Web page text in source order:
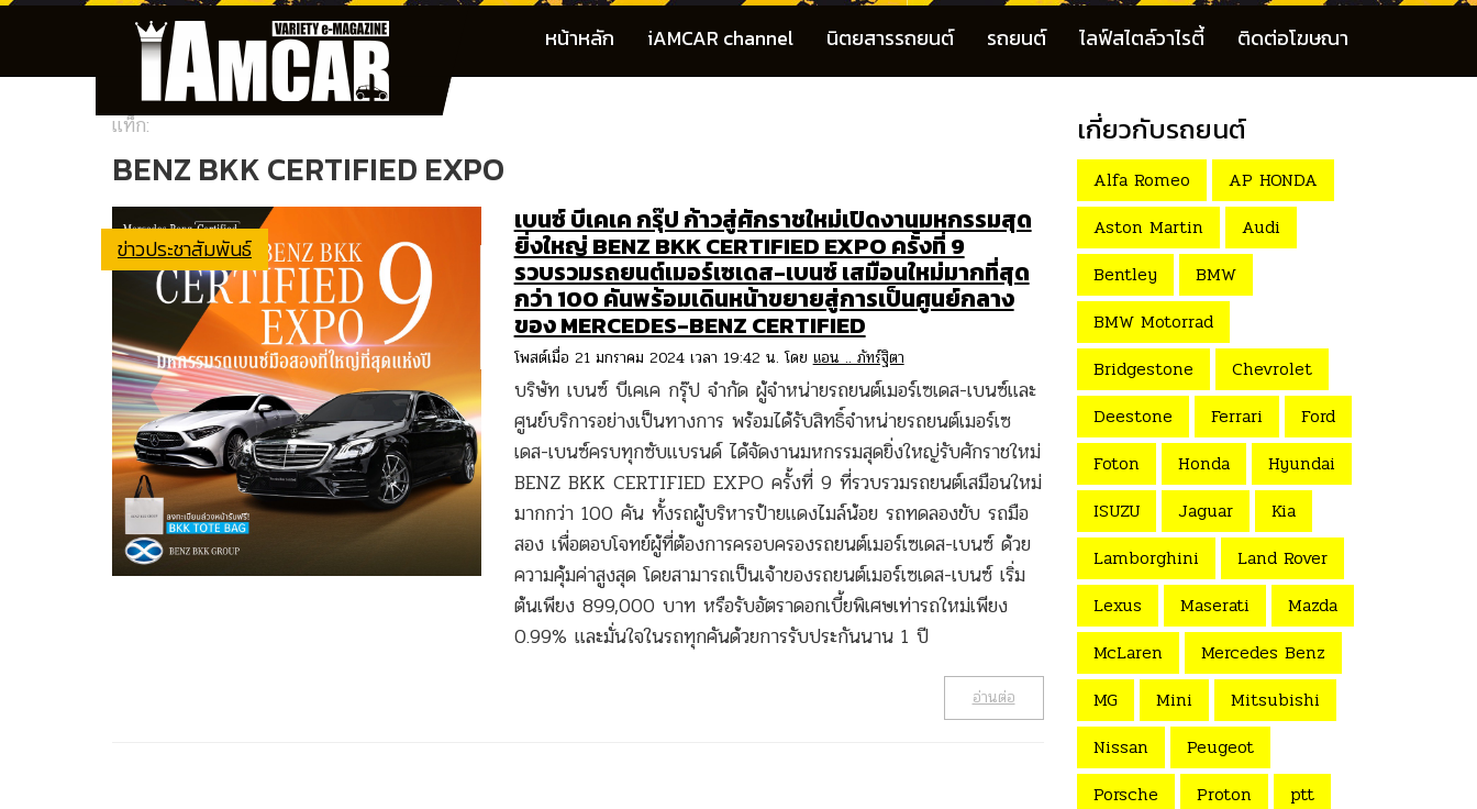
หน้าหลัก iAMCAR channel นิตยสารรถยนต์ รถยนต์ ไลฟ์สไตล์วาไรตี้ ติดต่อโฆษณา
แท็ก:
BENZ BKK CERTIFIED EXPO
ข่าวประชาสัมพันธ์
เบนซ์ บีเคเค กรุ๊ป ก้าวสู่ศักราชใหม่เปิดงานมหกรรมสุด
ยิ่งใหญ่ BENZ BKK CERTIFIED EXPO ครั้งที่ 9
รวบรวมรถยนต์เมอร์เซเดส-เบนซ์ เสมือนใหม่มากที่สุด
กว่า 100 คันพร้อมเดินหน้าขยายสู่การเป็นศูนย์กลาง
ของ MERCEDES-BENZ CERTIFIED
โพสต์เมื่อ 21 มกราคม 2024 เวลา 19:42 น. โดย แอน .. ภัทร์ฐิตา
บริษัท เบนซ์ บีเคเค กรุ๊ป จำกัด ผู้จำหน่ายรถยนต์เมอร์เซเดส-เบนซ์และ
ศูนย์บริการอย่างเป็นทางการ พร้อมได้รับสิทธิ์จำหน่ายรถยนต์เมอร์เซ
เดส-เบนซ์ครบทุกซับแบรนด์ ได้จัดงานมหกรรมสุดยิ่งใหญ่รับศักราชใหม่
BENZ BKK CERTIFIED EXPO ครั้งที่ 9 ที่รวบรวมรถยนต์เสมือนใหม่
มากกว่า 100 คัน ทั้งรถผู้บริหารป้ายแดงไมล์น้อย รถทดลองขับ รถมือ
สอง เพื่อตอบโจทย์ผู้ที่ต้องการครอบครองรถยนต์เมอร์เซเดส-เบนซ์ ด้วย
ความคุ้มค่าสูงสุด โดยสามารถเป็นเจ้าของรถยนต์เมอร์เซเดส-เบนซ์ เริ่ม
ต้นเพียง 899,000 บาท หรือรับอัตราดอกเบี้ยพิเศษเท่ารถใหม่เพียง
0.99% และมั่นใจในรถทุกคันด้วยการรับประกันนาน 1 ปี
อ่านต่อ
เกี่ยวกับรถยนต์
Alfa Romeo
AP HONDA
Aston Martin
Audi
Bentley
BMW
BMW Motorrad
Bridgestone
Chevrolet
Deestone
Ferrari
Ford
Foton
Honda
Hyundai
ISUZU
Jaguar
Kia
Lamborghini
Land Rover
Lexus
Maserati
Mazda
McLaren
Mercedes Benz
MG
Mini
Mitsubishi
Nissan
Peugeot
Porsche
Proton
ptt